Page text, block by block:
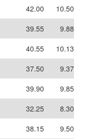
42.00
10.50
39.55
9.88
40.55
10.13
37.50
9.37
39.90
9.85
32.25
8.30
38.15
9.50